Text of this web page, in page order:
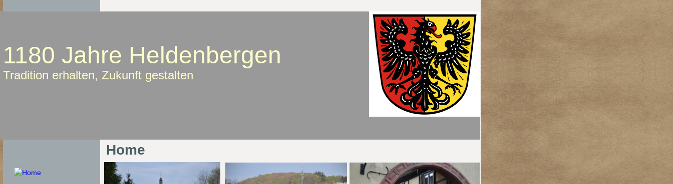
Home
1180 Jahre Heldenbergen
Tradition erhalten, Zukunft gestalten